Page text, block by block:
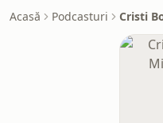
Acasă Podcasturi Cristi